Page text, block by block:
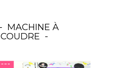
MACHINE À
COUDRE